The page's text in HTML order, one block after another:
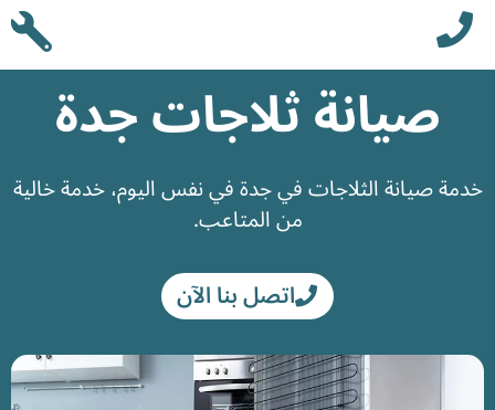
صيانة ثلاجات جدة
خدمة صيانة الثلاجات في جدة في نفس اليوم، خدمة خالية
من المتاعب.
اتصل بنا الآن